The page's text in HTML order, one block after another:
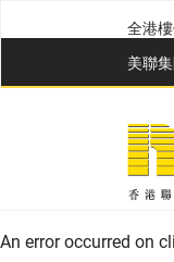
全港
港島
九龍
新界
美聯
美聯
全港
An error occurred on